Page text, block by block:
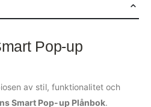
Pop-up
av stil, funktionalitet och
Smart Pop-up Plånbok.